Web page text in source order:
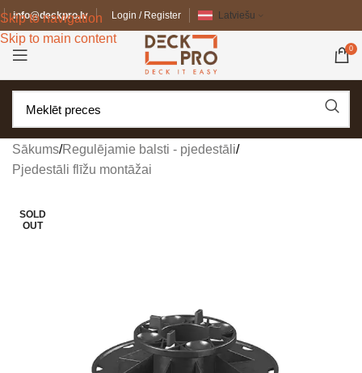
Skip to navigation
Skip to main content
info@deckpro.lv Login / Register Latviešu
0
Sākums/Regulējamie balsti - pjedestāli/
Pjedestāli flīžu montāžai
SOLD
OUT